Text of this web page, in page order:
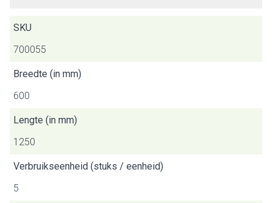
SKU
700055
Breedte (in mm)
600
Lengte (in mm)
1250
Verbruikseenheid (stuks / eenheid)
5